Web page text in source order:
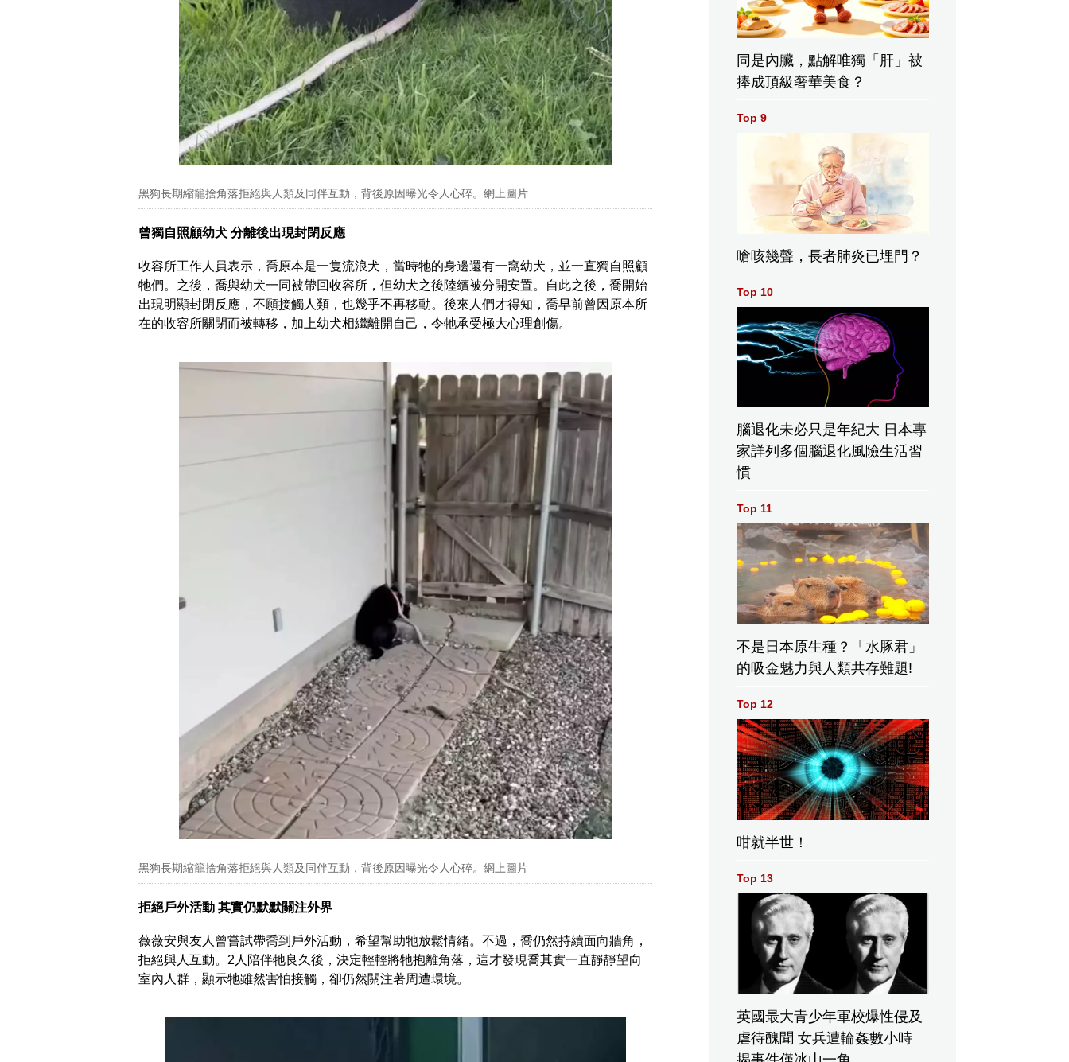
黑狗長期縮籠捨角落拒絕與人類及同伴互動，背後原因曝光令人心碎。網上圖片
曾獨自照顧幼犬 分離後出現封閉反應
收容所工作人員表示，喬原本是一隻流浪犬，當時牠的身邊還有一窩幼犬，並一直獨自照顧
牠們。之後，喬與幼犬一同被帶回收容所，但幼犬之後陸續被分開安置。自此之後，喬開始
出現明顯封閉反應，不願接觸人類，也幾乎不再移動。後來人們才得知，喬早前曾因原本所
在的收容所關閉而被轉移，加上幼犬相繼離開自己，令牠承受極大心理創傷。
黑狗長期縮籠捨角落拒絕與人類及同伴互動，背後原因曝光令人心碎。網上圖片
拒絕戶外活動 其實仍默默關注外界
薇薇安與友人曾嘗試帶喬到戶外活動，希望幫助牠放鬆情緒。不過，喬仍然持續面向牆角，
拒絕與人互動。2人陪伴牠良久後，決定輕輕將牠抱離角落，這才發現喬其實一直靜靜望向
室內人群，顯示牠雖然害怕接觸，卻仍然關注著周遭環境。
同是內臟，點解唯獨「肝」被
捧成頂級奢華美食？
Top 9
嗆咳幾聲，長者肺炎已埋門？
Top 10
腦退化未必只是年紀大 日本專
家詳列多個腦退化風險生活習
慣
Top 11
不是日本原生種？「水豚君」
的吸金魅力與人類共存難題!
Top 12
咁就半世！
Top 13
英國最大青少年軍校爆性侵及
虐待醜聞 女兵遭輪姦數小時